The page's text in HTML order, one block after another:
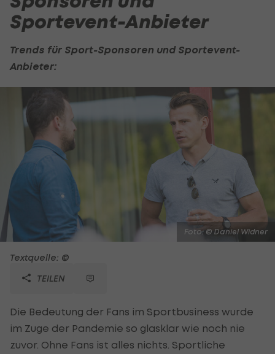
Sportevent-Anbieter
Trends für Sport-Sponsoren und Sportevent-
Anbieter:
Foto: © Daniel Widner
Textquelle: ©
TEILEN
Die Bedeutung der Fans im Sportbusiness wurde
im Zuge der Pandemie so glasklar wie noch nie
zuvor. Ohne Fans ist alles nichts. Sportliche